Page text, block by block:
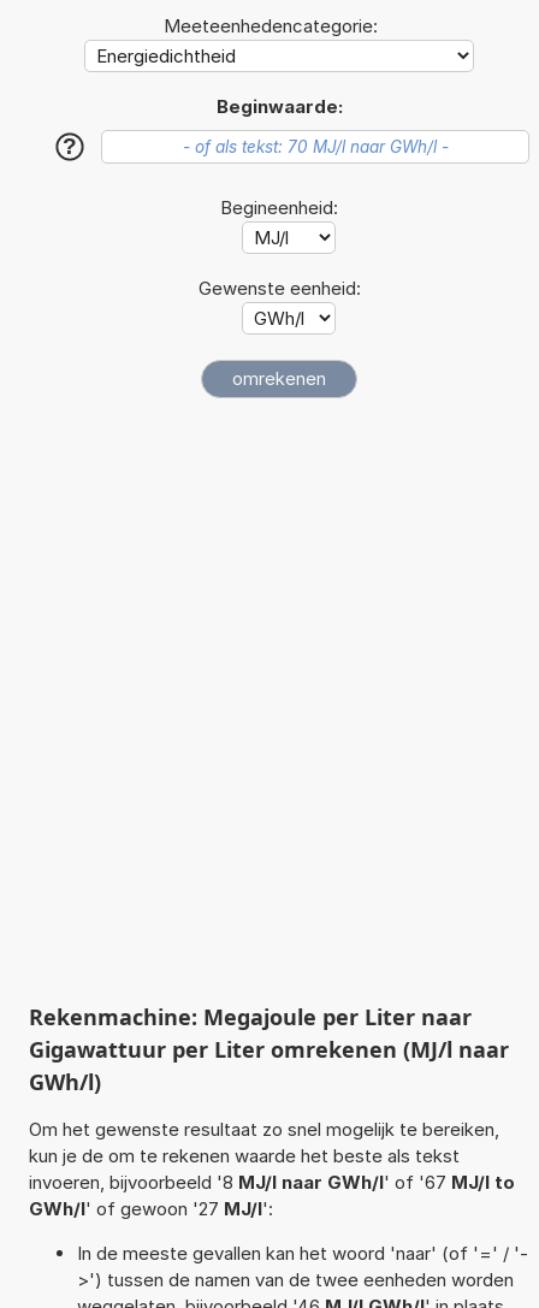
Meeteenhedencategorie:
Beginwaarde:
?
Begineenheid:
Gewenste eenheid:
Rekenmachine: Megajoule per Liter naar
Gigawattuur per Liter omrekenen (MJ/l naar
GWh/l)
Om het gewenste resultaat zo snel mogelijk te bereiken,
kun je de om te rekenen waarde het beste als tekst
invoeren, bijvoorbeeld '8 MJ/l naar GWh/l' of '67 MJ/l to
GWh/l' of gewoon '27 MJ/l':
In de meeste gevallen kan het woord 'naar' (of '=' / '-
>') tussen de namen van de twee eenheden worden